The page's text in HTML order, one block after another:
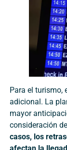
Para el turismo,
adicional. La
mayor
consideración
casos, los